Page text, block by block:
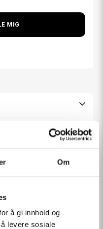
Om
å gi innhold og
levere sosiale
MIG
Voyager og kombinerer